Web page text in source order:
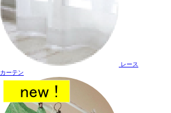
レース
カーテン